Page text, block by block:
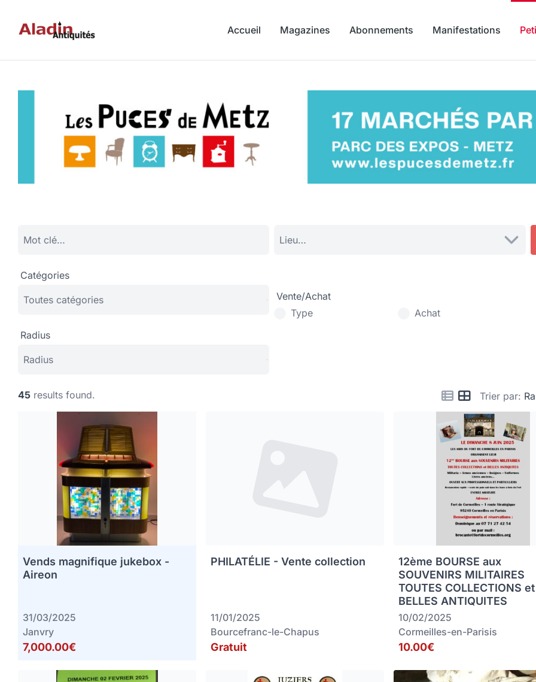
Accueil Magazines Abonnements Manifestations
Catégories
Vente/Achat
Type
Achat
Radius
Trier par:
45 results found.
Vends magnifique jukebox -
Aireon
31/03/2025
Janvry
7,000.00€
PHILATÉLIE - Vente collection
11/01/2025
Bourcefranc-le-Chapus
Gratuit
12ème BOURSE aux
SOUVENIRS MILITAIRES
TOUTES COLLECTIONS et
BELLES ANTIQUITES
10/02/2025
Cormeilles-en-Parisis
10.00€